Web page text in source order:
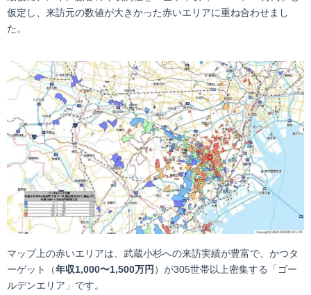
仮定し、来訪元の数値が大きかった赤いエリアに重ね合わせまし
た。
マップ上の赤いエリアは、武蔵小杉への来訪実績が豊富で、かつタ
ーゲット（年収1,000〜1,500万円 ）が305世帯以上密集する「ゴー
ルデンエリア」です。